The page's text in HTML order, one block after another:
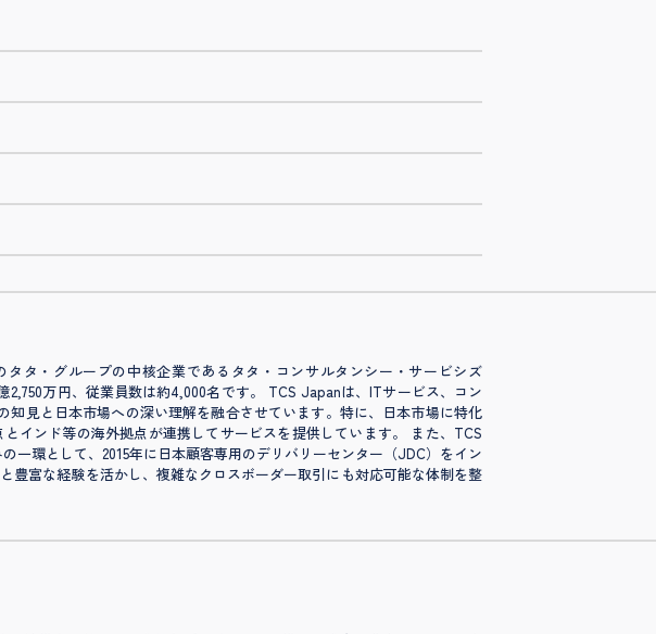
タ・グループの中核企業であるタタ・コンサルタンシー・サービシズ
万円、従業員数は約4,000名です。 TCS Japanは、ITサービス、コン
見と日本市場への深い理解を融合させています。特に、日本市場に特化
インド等の海外拠点が連携してサービスを提供しています。 また、TCS
環として、2015年に日本顧客専用のデリバリーセンター（JDC）をイン
豊富な経験を活かし、複雑なクロスボーダー取引にも対応可能な体制を整